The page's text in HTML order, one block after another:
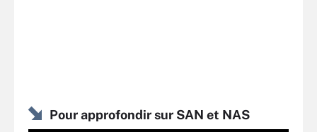
Pour approfondir sur SAN et NAS